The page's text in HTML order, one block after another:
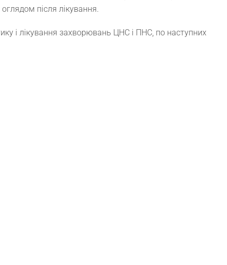
після лікування.
і лікування захворювань ЦНС і ПНС, по наступних